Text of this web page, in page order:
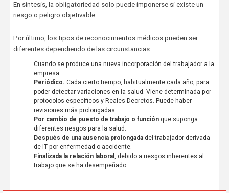
En síntesis, la obligatoriedad solo puede imponerse si existe un
riesgo o peligro objetivable.
Por último, los tipos de reconocimientos médicos pueden ser
diferentes dependiendo de las circunstancias:
Cuando se produce una nueva incorporación del trabajador a la
empresa.
Periódico. Cada cierto tiempo, habitualmente cada año, para
poder detectar variaciones en la salud. Viene determinada por
protocolos específicos y Reales Decretos. Puede haber
revisiones más prolongadas.
Por cambio de puesto de trabajo o funciónque suponga
diferentes riesgos para la salud.
Después de una ausencia prolongadadel trabajador derivada
de IT por enfermedad o accidente.
Finalizada la relación laboral , debido a riesgos inherentes al
trabajo que se ha desempeñado.